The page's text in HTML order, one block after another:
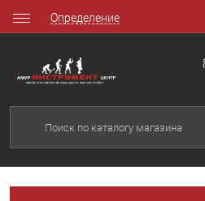
Определение